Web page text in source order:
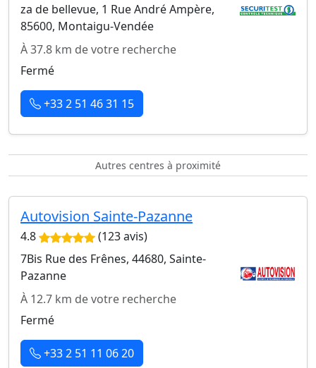
za de bellevue, 1 Rue André Ampère,
85600, Montaigu-Vendée
À 37.8 km de votre recherche
Fermé
+33 2 51 46 31 15
Autres centres à proximité
Autovision Sainte-Pazanne
4.8
(123 avis)
7Bis Rue des Frênes, 44680, Sainte-
Pazanne
À 12.7 km de votre recherche
Fermé
+33 2 51 11 06 20